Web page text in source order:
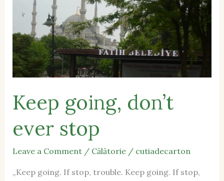
Keep going, don’t
ever stop
Leave a Comment / Călătorie/ cutiadecarton
„Keep going. If stop, trouble. Keep going. If stop,